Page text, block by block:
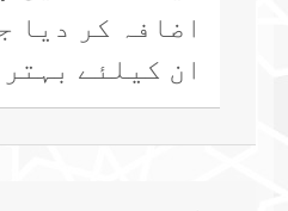
اضافہ کر دیا
ان کیلئے